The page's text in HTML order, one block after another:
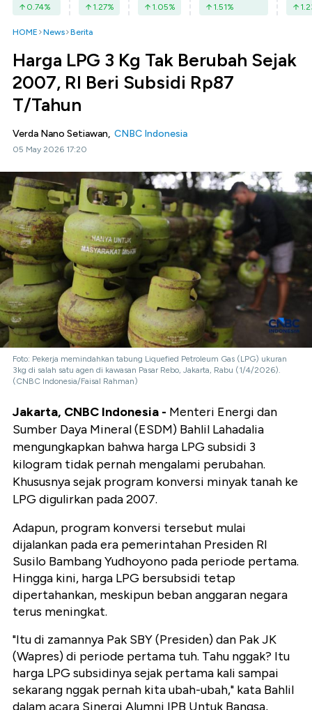
0.74% 1.27% 1.05% 1.51%
HOME News Berita
Harga LPG 3 Kg Tak Berubah Sejak
2007, RI Beri Subsidi Rp87
T/Tahun
Verda Nano Setiawan, CNBC Indonesia
05 May 2026 17:20
Foto: Pekerja memindahkan tabung Liquefied Petroleum Gas (LPG) ukuran
3kg di salah satu agen di kawasan Pasar Rebo, Jakarta, Rabu (1/4/2026).
(CNBC Indonesia/Faisal Rahman)
Jakarta, CNBC Indonesia - Menteri Energi dan
Sumber Daya Mineral (ESDM) Bahlil Lahadalia
mengungkapkan bahwa harga LPG subsidi 3
kilogram tidak pernah mengalami perubahan.
Khususnya sejak program konversi minyak tanah ke
LPG digulirkan pada 2007.
Adapun, program konversi tersebut mulai
dijalankan pada era pemerintahan Presiden RI
Susilo Bambang Yudhoyono pada periode pertama.
Hingga kini, harga LPG bersubsidi tetap
dipertahankan, meskipun beban anggaran negara
terus meningkat.
"Itu di zamannya Pak SBY (Presiden) dan Pak JK
(Wapres) di periode pertama tuh. Tahu nggak? Itu
harga LPG subsidinya sejak pertama kali sampai
sekarang nggak pernah kita ubah-ubah," kata Bahlil
dalam acara Sinergi Alumni IPB Untuk Bangsa,